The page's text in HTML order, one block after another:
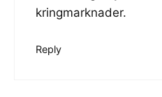
kringmarknader.
Reply